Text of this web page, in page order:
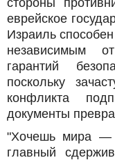
еврейское
Израиль
независимым
гарантий
поскольку
конфликта
документы
"Хочешь мира —
главный